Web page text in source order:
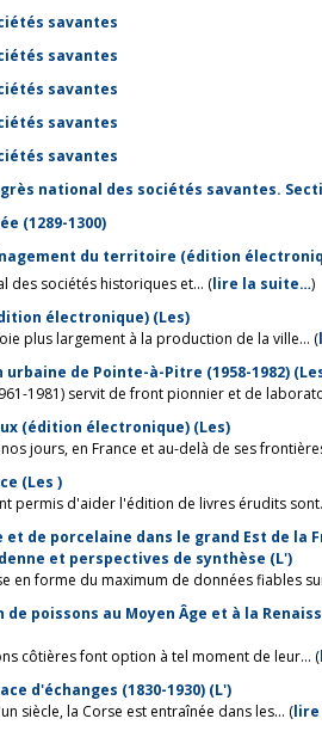
savantes
savantes
savantes
savantes
savantes
national des sociétés savantes.
(1289-1300)
du territoire (édition
des sociétés historiques et... (lire la suite…)
électronique) (Les)
plus largement à la production de la ville... (
acteurs décisionnels de la rénovation urbaine de
1981) servit de front pionnier et de
(édition électronique) (Les)
jours, en France et au-delà de ses
(Les )
permis d'aider l'édition de livres érudits
de porcelaine dans le grand Est de la
et perspectives de synthèse (L')
en forme du maximum de données fiables
poissons au Moyen Âge et à la
côtières font option à tel moment de leur... (
d'échanges (1830-1930) (L')
siècle, la Corse est entraînée dans les... (